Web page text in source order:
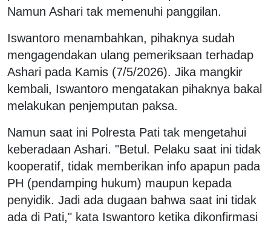
Namun Ashari tak memenuhi panggilan.
Iswantoro menambahkan, pihaknya sudah
mengagendakan ulang pemeriksaan terhadap
Ashari pada Kamis (7/5/2026). Jika mangkir
kembali, Iswantoro mengatakan pihaknya bakal
melakukan penjemputan paksa.
Namun saat ini Polresta Pati tak mengetahui
keberadaan Ashari. "Betul. Pelaku saat ini tidak
kooperatif, tidak memberikan info apapun pada
PH (pendamping hukum) maupun kepada
penyidik. Jadi ada dugaan bahwa saat ini tidak
ada di Pati," kata Iswantoro ketika dikonfirmasi